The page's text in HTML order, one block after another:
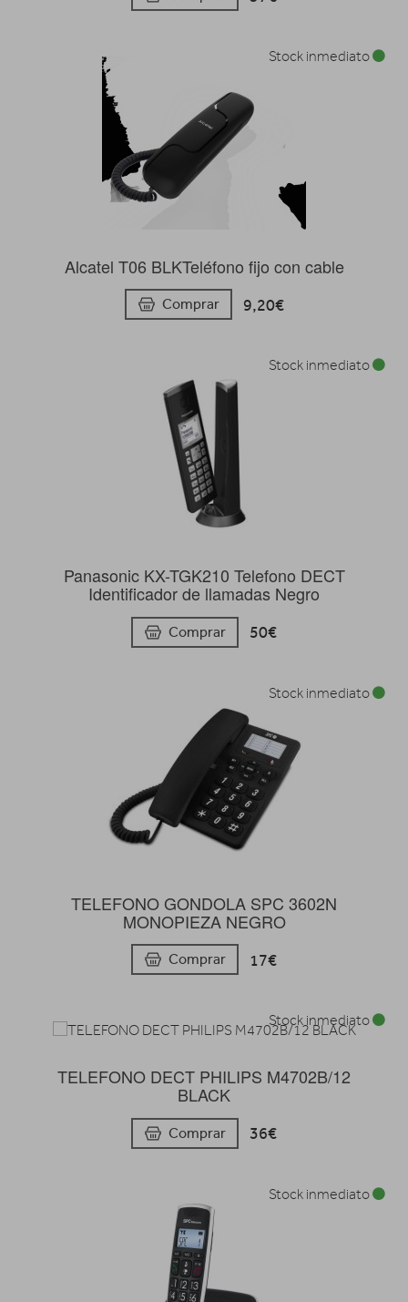
Alcatel T06 BLKTeléfono fijo con cable
Comprar 9,20€
Stock inmediato
Panasonic KX-TGK210 Telefono DECT
Identificador de llamadas Negro
Comprar 50€
Stock inmediato
TELEFONO GONDOLA SPC 3602N
MONOPIEZA NEGRO
Comprar 17€
Stock inmediato
TELEFONO DECT PHILIPS M4702B/12
BLACK
Comprar 36€
Stock inmediato
Stock inmediato